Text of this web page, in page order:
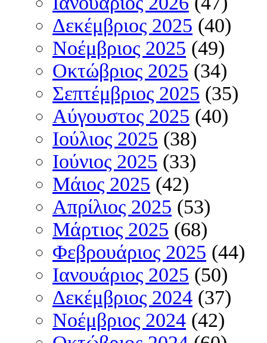
Δεκέμβριος 2025 (40)
Νοέμβριος 2025 (49)
Οκτώβριος 2025 (34)
Σεπτέμβριος 2025 (35)
Αύγουστος 2025 (40)
Ιούλιος 2025 (38)
Ιούνιος 2025 (33)
Μάιος 2025 (42)
Απρίλιος 2025 (53)
Μάρτιος 2025 (68)
Φεβρουάριος 2025 (44)
Ιανουάριος 2025 (50)
Δεκέμβριος 2024 (37)
Νοέμβριος 2024 (42)